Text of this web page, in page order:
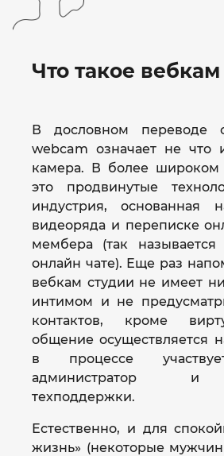
Что такое
В дословном переводе
webcam означает не что
камера. В более
это продвинутые
индустрия, основанная
видеоряда и переписке
мембера (так
онлайн чате). Еще раз
вебкам студии не имеет
интимом и не
контактов, кроме
общение осуществляется
в процессе
администратор и
техподдержки.
Естественно, и для
жизнь» (некоторые